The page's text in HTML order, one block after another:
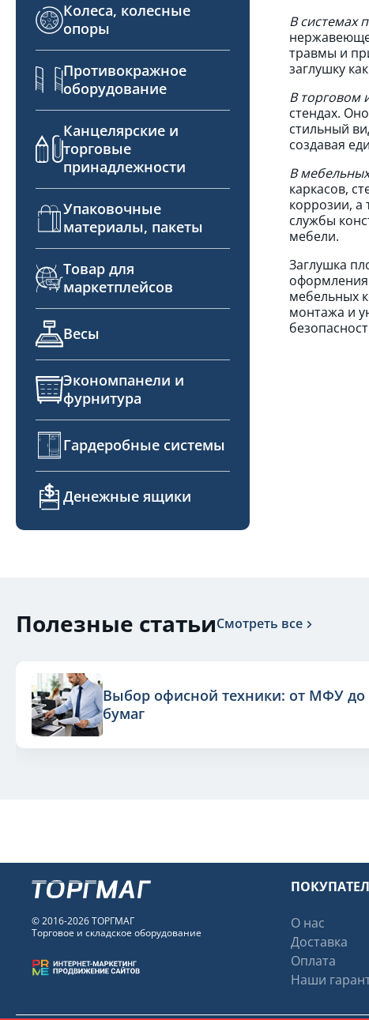
Колеса, колесные
опоры
Противокражное
оборудование
Канцелярские и
торговые
принадлежности
Упаковочные
материалы, пакеты
Товар для
маркетплейсов
Весы
Экономпанели и
фурнитура
Гардеробные системы
Денежные ящики
В системах
травмы и
заглушку
В торговом
стендах.
стильный
создавая
В
каркасов,
коррозии, а
службы
мебели.
Заглушка
мебельных
монтажа и
Полезные статьиСмотреть все
Выбор офисной техники: от МФУ до
бумаг
© 2016-2026 ТОРГМАГ
Торговое и складское оборудование
О нас
Доставка
Оплата
Наши